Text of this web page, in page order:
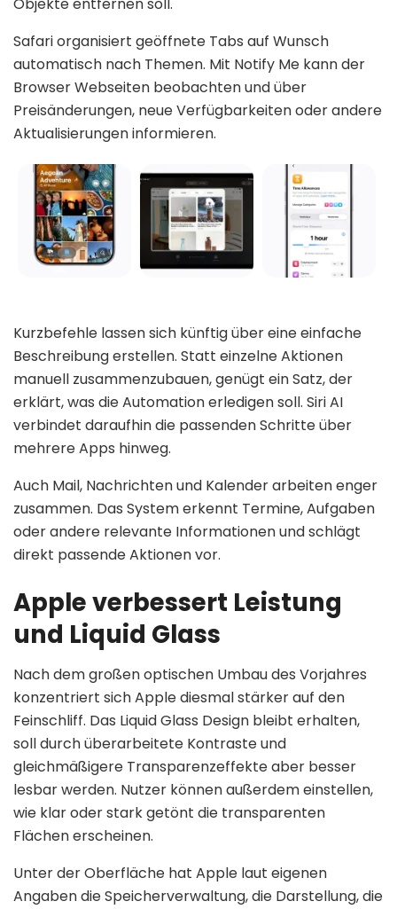
Objekte entfernen soll.
Safari organisiert geöffnete Tabs auf Wunsch
automatisch nach Themen. Mit Notify Me kann der
Browser Webseiten beobachten und über
Preisänderungen, neue Verfügbarkeiten oder andere
Aktualisierungen informieren.
Kurzbefehle lassen sich künftig über eine einfache
Beschreibung erstellen. Statt einzelne Aktionen
manuell zusammenzubauen, genügt ein Satz, der
erklärt, was die Automation erledigen soll. Siri AI
verbindet daraufhin die passenden Schritte über
mehrere Apps hinweg.
Auch Mail, Nachrichten und Kalender arbeiten enger
zusammen. Das System erkennt Termine, Aufgaben
oder andere relevante Informationen und schlägt
direkt passende Aktionen vor.
Apple verbessert Leistung
und Liquid Glass
Nach dem großen optischen Umbau des Vorjahres
konzentriert sich Apple diesmal stärker auf den
Feinschliff. Das Liquid Glass Design bleibt erhalten,
soll durch überarbeitete Kontraste und
gleichmäßigere Transparenzeffekte aber besser
lesbar werden. Nutzer können außerdem einstellen,
wie klar oder stark getönt die transparenten
Flächen erscheinen.
Unter der Oberfläche hat Apple laut eigenen
Angaben die Speicherverwaltung, die Darstellung, die